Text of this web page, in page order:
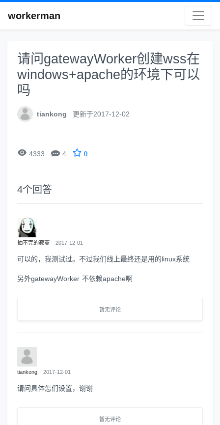
workerman
请问gatewayWorker创建wss在
windows+apache的环境下可以
吗
tiankong 更新于2017-12-02
 4333  4 0
4个回答
抽不完的寂寞 2017-12-01
可以的，我测试过。不过我们线上最终还是用的linux系统
另外gatewayWorker 不依赖apache啊
暂无评论
tiankong 2017-12-01
请问具体怎们设置，谢谢
暂无评论